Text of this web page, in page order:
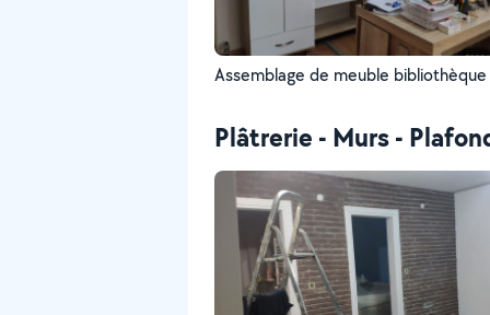
Assemblage de meuble bibliothèque
Plâtrerie - Murs -